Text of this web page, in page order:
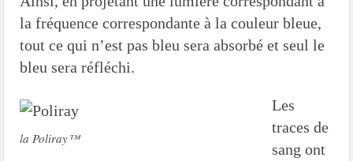
la fréquence correspondante à la couleur bleue,
tout ce qui n’est pas bleu sera absorbé et seul le
bleu sera réfléchi.
la Poliray™
Les
traces de
sang ont